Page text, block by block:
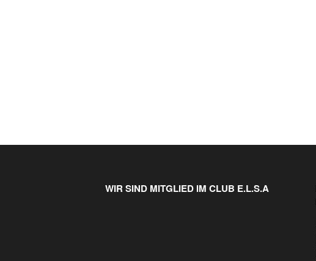
WIR SIND MITGLIED IM CLUB E.L.S.A